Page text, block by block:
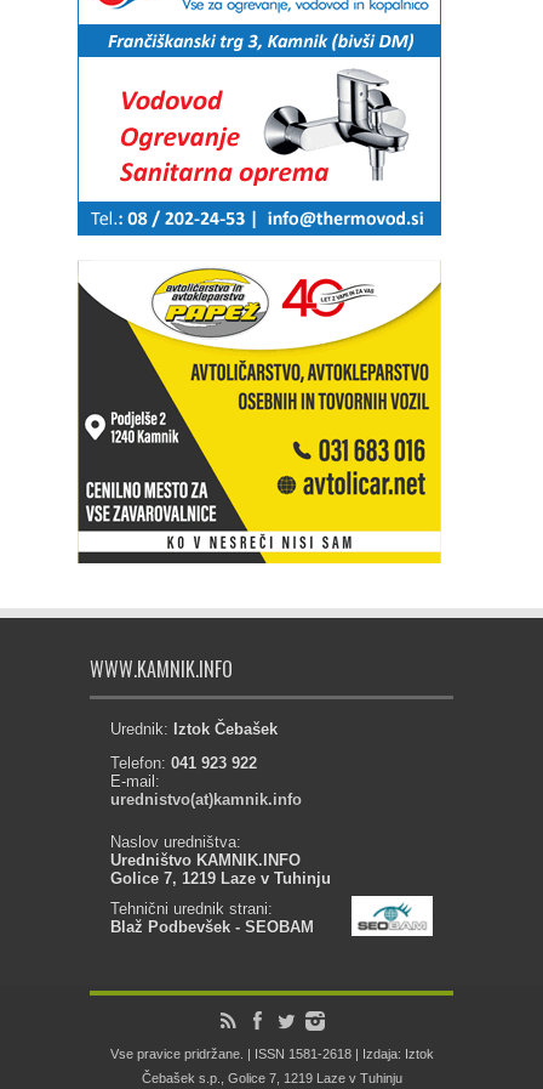
WWW.KAMNIK.INFO
Urednik: Iztok Čebašek
Telefon: 041 923 922
E-mail:
urednistvo(at)kamnik.info
Naslov uredništva:
Uredništvo KAMNIK.INFO
Golice 7, 1219 Laze v Tuhinju
Tehnični urednik strani:
Blaž Podbevšek - SEOBAM
Vse pravice pridržane. | ISSN 1581-2618 | Izdaja: Iztok
Čebašek s.p., Golice 7, 1219 Laze v Tuhinju